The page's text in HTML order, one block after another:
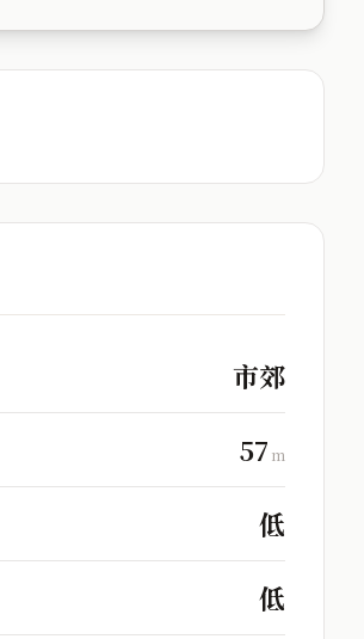
市郊
57 m
低
低